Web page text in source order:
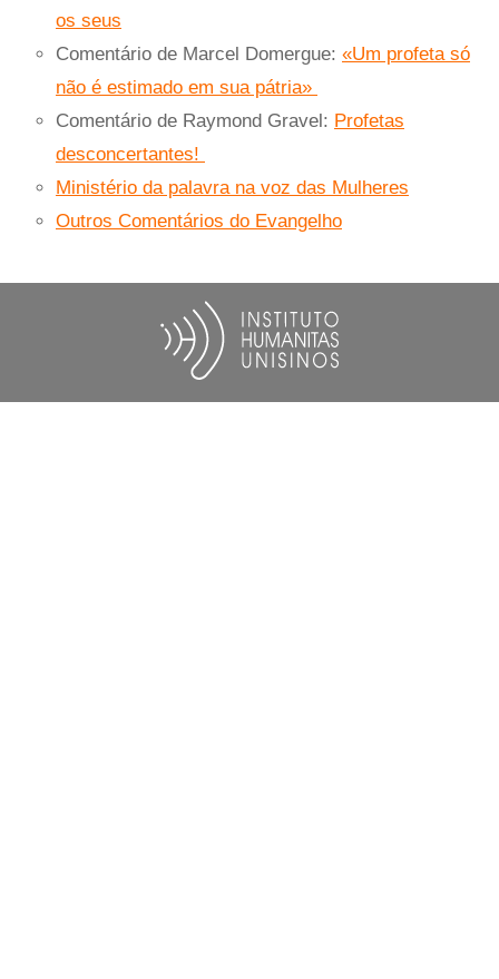
os seus
Comentário de Marcel Domergue: «Um profeta só
não é estimado em sua pátria»
Comentário de Raymond Gravel: Profetas
desconcertantes!
Ministério da palavra na voz das Mulheres
Outros Comentários do Evangelho